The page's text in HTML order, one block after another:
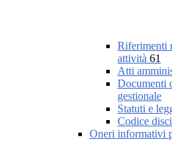
Riferimenti
attività 61
Atti
Documenti
gestionale
Statuti e
Codice
Oneri informativi